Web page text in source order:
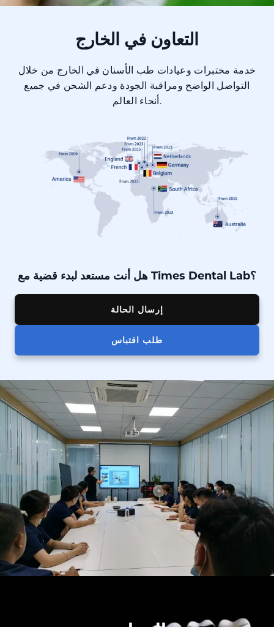
التعاون في الخارج
خدمة مختبرات وعيادات طب الأسنان في الخارج من خلال
التواصل الواضح ومراقبة الجودة ودعم الشحن في جميع
أنحاء العالم.
هل أنت مستعد لبدء قضية مع Times Dental Lab؟
إرسال الحالة
طلب اقتباس